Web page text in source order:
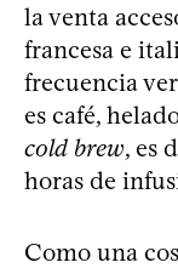
la venta
francesa e
frecuencia
es café,
cold brew, es
horas de
Como una